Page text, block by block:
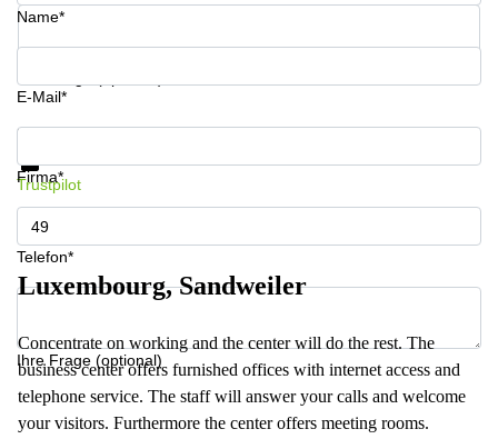
Name*
E-Mail*
Firma*
Telefon*
Ihre Frage (optional)
Informationen und Preise erhalten
Trustpilot
Luxembourg, Sandweiler
Concentrate on working and the center will do the rest. The
business center offers furnished offices with internet access and
telephone service. The staff will answer your calls and welcome
your visitors. Furthermore the center offers meeting rooms.